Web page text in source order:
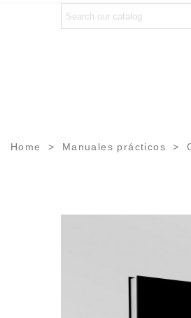
Home > Manuales prácticos >